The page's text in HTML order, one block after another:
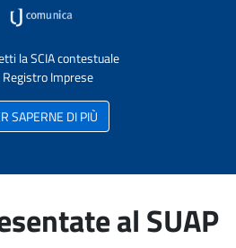
la SCIA contestuale
Registro Imprese
SAPERNE DI PIÙ
al SUAP